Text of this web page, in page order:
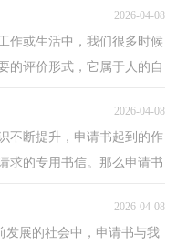
2026-04-08
作或生活中，我们很多时候
的评价形式，它属于人的自
2026-04-08
不断提升，申请书起到的作
求的专用书信。那么申请书
2026-04-08
发展的社会中，申请书与我